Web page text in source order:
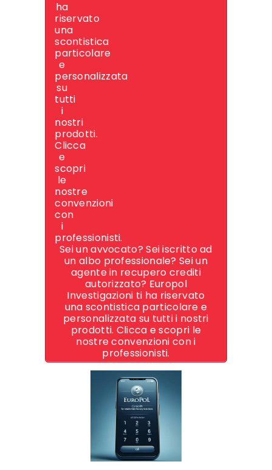
Sei un avvocato? Sei iscritto ad
un albo professionale? Sei un
agente in recupero crediti
autorizzato? Europol
Investigazioni ti ha riservato
una scontistica particolare e
personalizzata su tutti i nostri
prodotti. Clicca e scopri le
nostre convenzioni con i
professionisti.